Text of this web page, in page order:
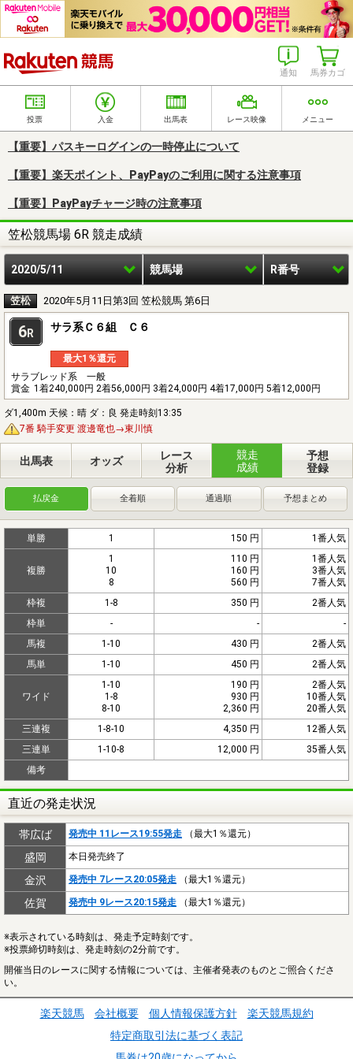
馬券カゴ
通知
投票 入金 出馬表 レース映像 メニュー
【重要】パスキーログインの一時停止について
【重要】楽天ポイント、PayPayのご利用に関する注意事項
【重要】PayPayチャージ時の注意事項
笠松競馬場 6R 競走成績
2020/5/11 競馬場 R番号
笠松 2020年5月11日第3回 笠松競馬 第6日
6R サラ系Ｃ６組 Ｃ６
最大1％還元
サラブレッド系 一般
賞金 1着240,000円 2着56,000円 3着24,000円 4着17,000円 5着12,000円
ダ1,400m 天候：晴 ダ：良 発走時刻13:35
7番 騎手変更 渡邊竜也→東川慎
出馬表 オッズ
レース
分析
競走
成績
予想
登録
払戻金 全着順 通過順 予想まとめ
単勝 1 150 円 1番人気
複勝
1
10
8
110 円
160 円
560 円
1番人気
3番人気
7番人気
枠複
1-8 350 円
2番人気
枠単
- -
-
馬複
1-10 430 円
2番人気
馬単
1-10 450 円 2番人気
ワイド
1-10
1-8
8-10
190 円
930 円
2,360 円
2番人気
10番人気
20番人気
三連複
1-8-10 4,350 円
12番人気
三連単
1-10-8 12,000 円
35番人気
備考
直近の発走状況
帯広ば 発売中 11レース19:55発走 （最大1％還元）
盛岡 本日発売終了
金沢 発売中 7レース20:05発走 （最大1％還元）
佐賀 発売中 9レース20:15発走 （最大1％還元）
※表示されている時刻は、発走予定時刻です。
※投票締切時刻は、発走時刻の2分前です。
開催当日のレースに関する情報については、主催者発表のものとご照合くださ
い。
楽天競馬 会社概要 個人情報保護方針
楽天競馬規約
特定商取引法に基づく表記